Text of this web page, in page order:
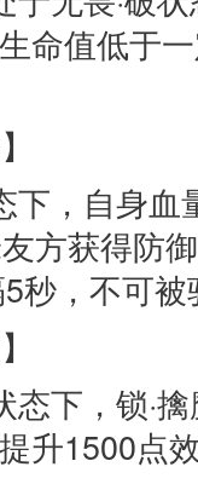
命值低于
，自身血
方获得防
秒，不可被
下，锁·
升1500点